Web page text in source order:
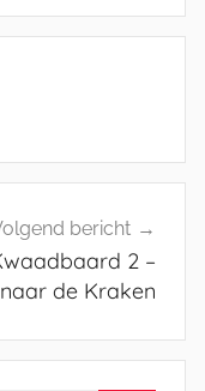
bericht
2 –
de Kraken